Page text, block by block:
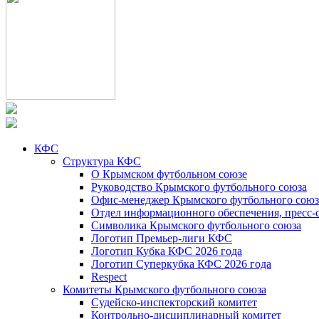
КФС
Структура КФС
О Крымском футбольном союзе
Руководство Крымского футбольного союза
Офис-менеджер Крымского футбольного
Отдел информационного обеспечения, пресс-
Символика Крымского футбольного союза
Логотип Премьер-лиги КФС
Логотип Кубка КФС 2026 года
Логотип Суперкубка КФС 2026 года
Respect
Комитеты Крымского футбольного союза
Судейско-инспекторский комитет
Контрольно-дисциплинарный комитет